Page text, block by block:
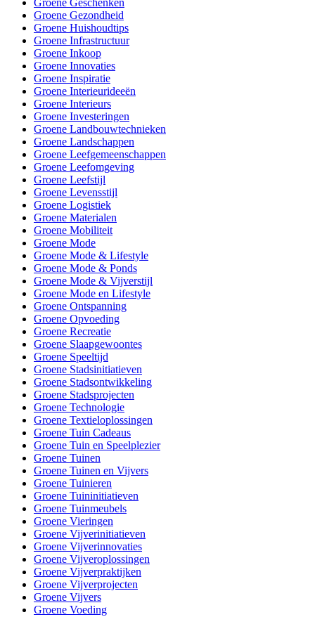
Groene Geschenken
Groene Gezondheid
Groene Huishoudtips
Groene Infrastructuur
Groene Inkoop
Groene Innovaties
Groene Inspiratie
Groene Interieurideeën
Groene Interieurs
Groene Investeringen
Groene Landbouwtechnieken
Groene Landschappen
Groene Leefgemeenschappen
Groene Leefomgeving
Groene Leefstijl
Groene Levensstijl
Groene Logistiek
Groene Materialen
Groene Mobiliteit
Groene Mode
Groene Mode & Lifestyle
Groene Mode & Ponds
Groene Mode & Vijverstijl
Groene Mode en Lifestyle
Groene Ontspanning
Groene Opvoeding
Groene Recreatie
Groene Slaapgewoontes
Groene Speeltijd
Groene Stadsinitiatieven
Groene Stadsontwikkeling
Groene Stadsprojecten
Groene Technologie
Groene Textieloplossingen
Groene Tuin Cadeaus
Groene Tuin en Speelplezier
Groene Tuinen
Groene Tuinen en Vijvers
Groene Tuinieren
Groene Tuininitiatieven
Groene Tuinmeubels
Groene Vieringen
Groene Vijverinitiatieven
Groene Vijverinnovaties
Groene Vijveroplossingen
Groene Vijverpraktijken
Groene Vijverprojecten
Groene Vijvers
Groene Voeding